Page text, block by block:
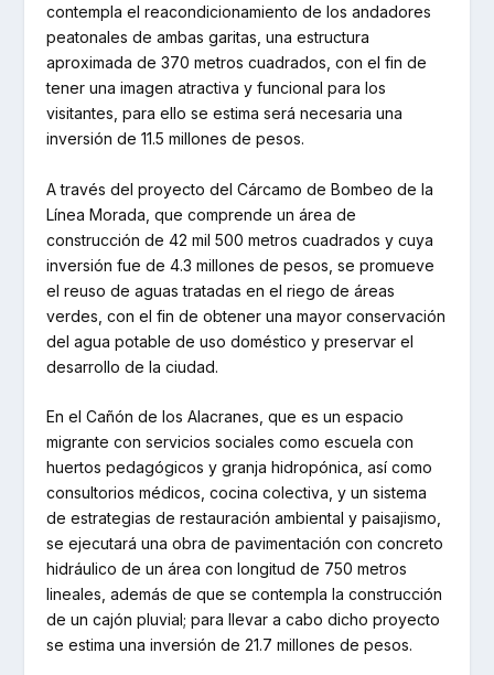
contempla el reacondicionamiento de los andadores
peatonales de ambas garitas, una estructura
aproximada de 370 metros cuadrados, con el fin de
tener una imagen atractiva y funcional para los
visitantes, para ello se estima será necesaria una
inversión de 11.5 millones de pesos.
A través del proyecto del Cárcamo de Bombeo de la
Línea Morada, que comprende un área de
construcción de 42 mil 500 metros cuadrados y cuya
inversión fue de 4.3 millones de pesos, se promueve
el reuso de aguas tratadas en el riego de áreas
verdes, con el fin de obtener una mayor conservación
del agua potable de uso doméstico y preservar el
desarrollo de la ciudad.
En el Cañón de los Alacranes, que es un espacio
migrante con servicios sociales como escuela con
huertos pedagógicos y granja hidropónica, así como
consultorios médicos, cocina colectiva, y un sistema
de estrategias de restauración ambiental y paisajismo,
se ejecutará una obra de pavimentación con concreto
hidráulico de un área con longitud de 750 metros
lineales, además de que se contempla la construcción
de un cajón pluvial; para llevar a cabo dicho proyecto
se estima una inversión de 21.7 millones de pesos.